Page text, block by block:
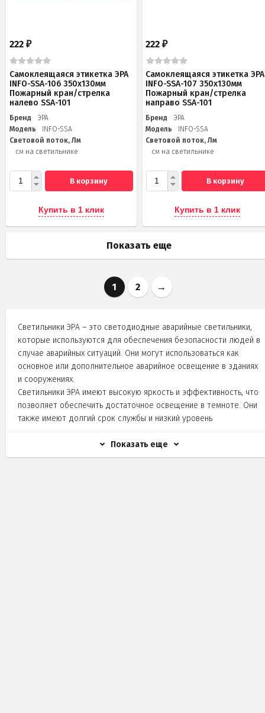
222 ₽
Самоклеящаяся этикетка ЭРА
INFO-SSA-106 350х130мм
Пожарный кран/стрелка
налево SSA-101
Бренд
ЭРА
Модель
INFO-SSA
Световой поток, Лм
см на светильнике
В корзину
Купить в 1 клик
222₽
Самоклеящаяся этикетка ЭРА
INFO-SSA-107 350х130мм
Пожарный кран/стрелка
направо SSA-101
Бренд
ЭРА
Модель
INFO-SSA
Световой поток, Лм
см на светильнике
В корзину
Купить в 1 клик
Показать еще
1 2 →
Светильники ЭРА – это светодиодные аварийные светильники,
которые используются для обеспечения безопасности людей в
случае аварийных ситуаций. Они могут использоваться как
основное или дополнительное аварийное освещение в зданиях
и сооружениях.
Светильники ЭРА имеют высокую яркость и эффективность, что
позволяет обеспечить достаточное освещение в темноте. Они
также имеют долгий срок службы и низкий уровень
Светильники ЭРА могут быть установлены на стенах, потолках
или на специальных кронштейнах. Они могут работать как от
Показать еще